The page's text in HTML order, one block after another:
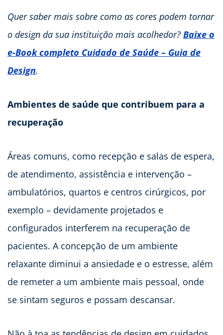
Quer saber mais sobre como as cores podem tornar
o design da sua instituição mais acolhedor? Baixe o
e-Book completo Cuidado de Saúde – Guia de
Design.
Ambientes de saúde que contribuem para a
recuperação
Áreas comuns, como recepção e salas de espera,
de atendimento, assistência e intervenção –
ambulatórios, quartos e centros cirúrgicos, por
exemplo – devidamente projetados e
configurados interferem na recuperação de
pacientes. A concepção de um ambiente
relaxante diminui a ansiedade e o estresse, além
de remeter a um ambiente mais pessoal, onde
se sintam seguros e possam descansar.